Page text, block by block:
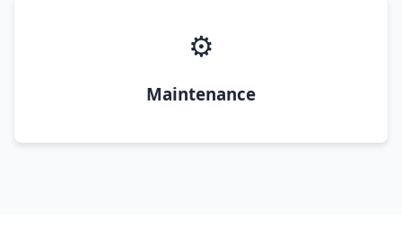
⚙️
Maintenance